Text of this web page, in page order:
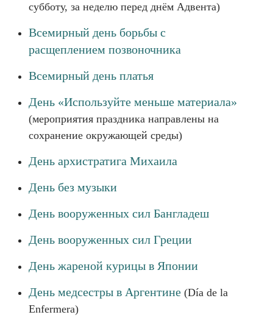
субботу, за неделю перед днём Адвента)
Всемирный день борьбы с
расщеплением позвоночника
Всемирный день платья
День «Используйте меньше материала»
(мероприятия праздника направлены на
сохранение окружающей среды)
День архистратига Михаила
День без музыки
День вооруженных сил Бангладеш
День вооруженных сил Греции
День жареной курицы в Японии
День медсестры в Аргентине (Día de la
Enfermera)